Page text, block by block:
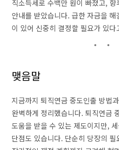
직소득세로 수백만 원이 빠졌고,
안내를 받았습니다. 급한 자금을
이 있어 신중히 결정할 필요가 있다
맺음말
지금까지 퇴직연금 중도인출 방법
완벽하게 정리했습니다. 퇴직연금
도움을 받을 수 있는 제도이지만,
단점도 있습니다. 단순히 당장의